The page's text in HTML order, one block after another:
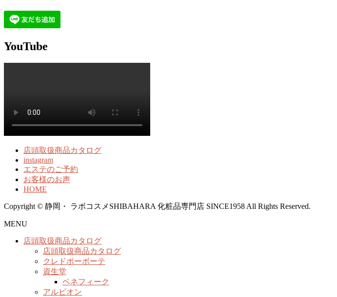
YouTube
店頭取扱商品カタログ
instagram
エステのご予約
お客様のお声
HOME
Copyright © 静岡・ ラボコスメSHIBAHARA 化粧品専門店 SINCE1958 All Rights Reserved.
MENU
店頭取扱商品カタログ
店頭取扱商品カタログ
クレドポーボーテ
資生堂
ベネフィーク
アルビオン